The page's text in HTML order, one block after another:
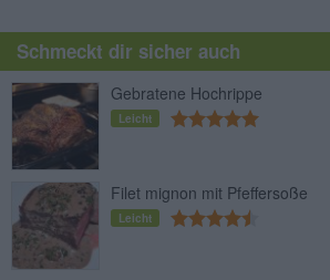
Schmeckt dir sicher auch
Gebratene Hochrippe
Leicht
Filet mignon mit Pfeffersoße
Leicht